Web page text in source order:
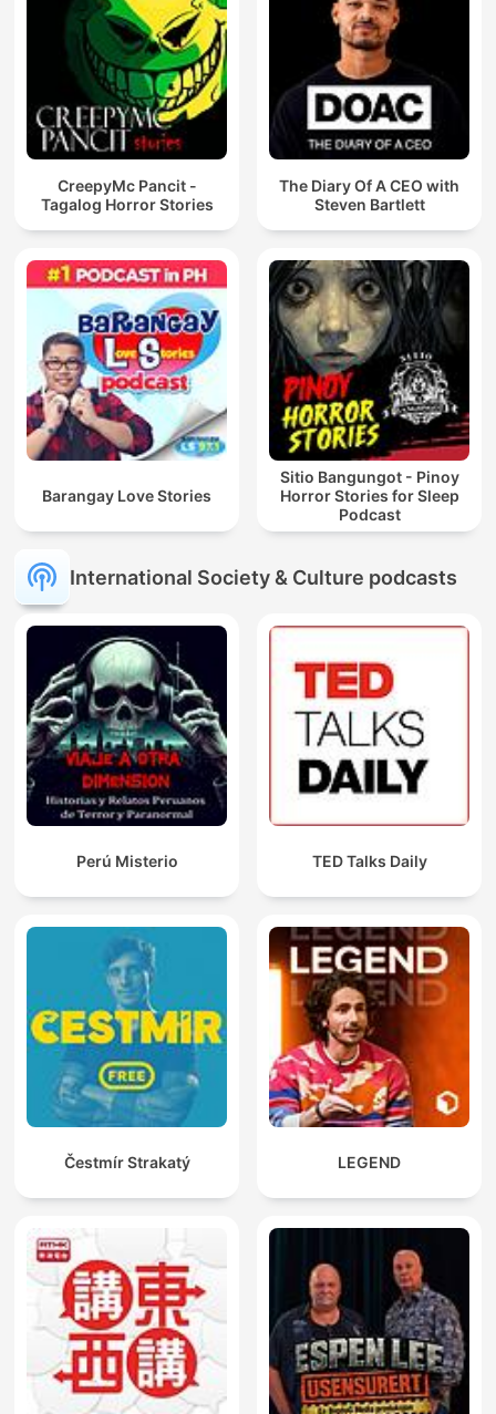
CreepyMc Pancit -
Tagalog Horror Stories
The Diary Of A CEO with
Steven Bartlett
Barangay Love Stories
Sitio Bangungot - Pinoy
Horror Stories for Sleep
Podcast
International Society & Culture podcasts
Perú Misterio TED Talks Daily
Čestmír Strakatý LEGEND